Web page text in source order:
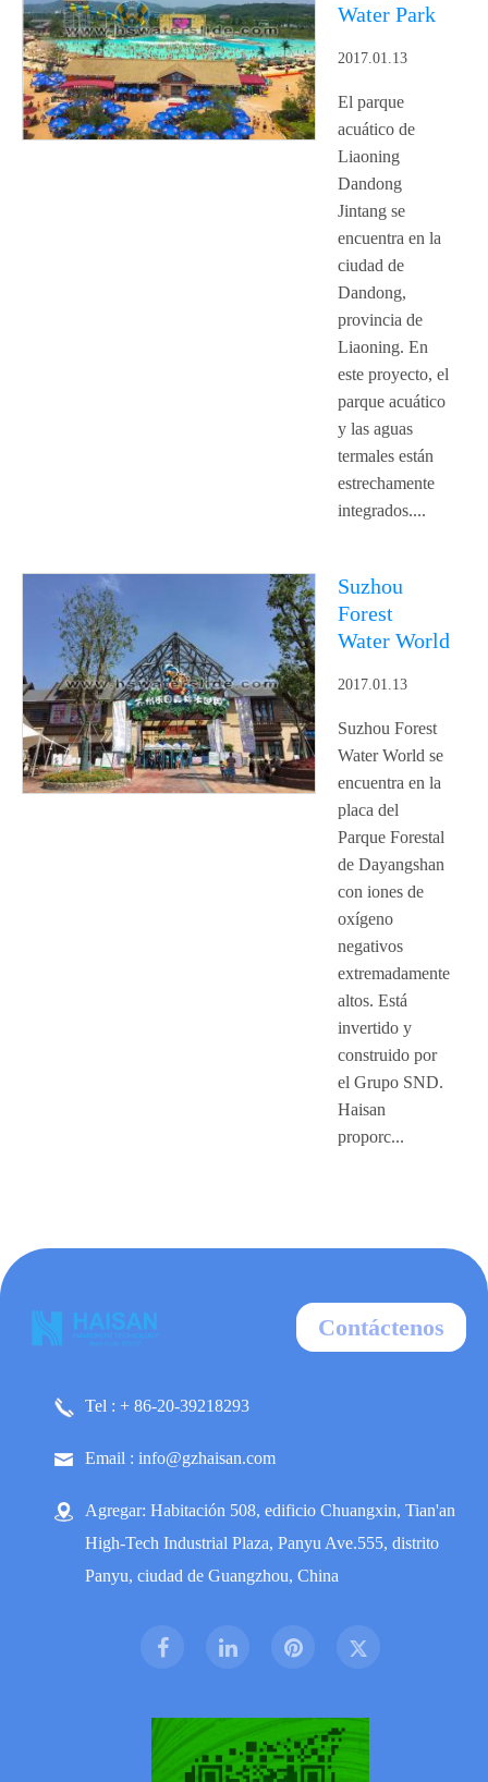
Water Park
2017.01.13
El parque
acuático de
Liaoning
Dandong
Jintang se
encuentra en la
ciudad de
Dandong,
provincia de
Liaoning. En
este proyecto, el
parque acuático
y las aguas
termales están
estrechamente
integrados....
Suzhou
Forest
Water World
2017.01.13
Suzhou Forest
Water World se
encuentra en la
placa del
Parque Forestal
de Dayangshan
con iones de
oxígeno
negativos
extremadamente
altos. Está
invertido y
construido por
el Grupo SND.
Haisan
proporc...
Contáctenos
Tel : + 86-20-39218293
Email : info@gzhaisan.com
Agregar: Habitación 508, edificio Chuangxin, Tian'an
High-Tech Industrial Plaza, Panyu Ave.555, distrito
Panyu, ciudad de Guangzhou, China